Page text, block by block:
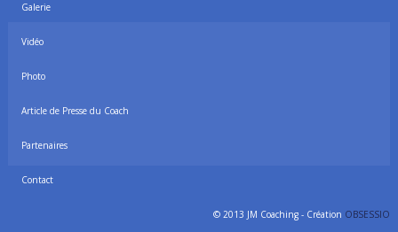
Galerie
Vidéo
Photo
Article de Presse du Coach
Partenaires
Contact
© 2013 JM Coaching - Création OBSESSIO